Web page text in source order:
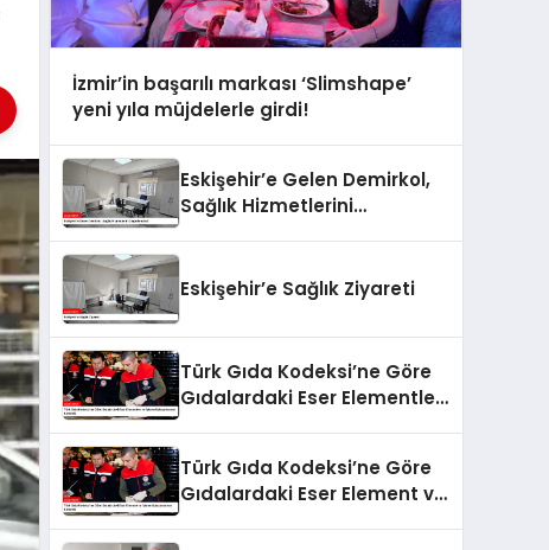
İzmir’in başarılı markası ‘Slimshape’
yeni yıla müjdelerle girdi!
Eskişehir’e Gelen Demirkol,
Sağlık Hizmetlerini
Eskişehir’e Sağlık Ziyareti
Türk Gıda Kodeksi’ne Göre
Gıdalardaki Eser Elementler
Türk Gıda Kodeksi’ne Göre
Gıdalardaki Eser Element ve